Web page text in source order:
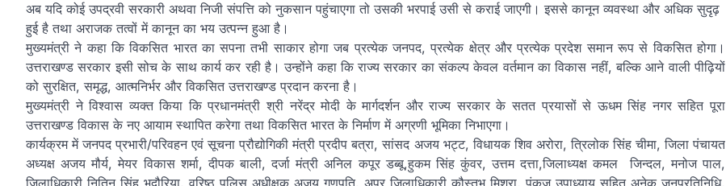
अब यदि कोई उपद्रवी सरकारी अथवा निजी संपत्ति को नुकसान पहुंचाएगा तो उसकी भरपाई उसी से कराई जाएगी। इससे कानून व्यवस्था और अधिक सुदृढ़
हुई है तथा अराजक तत्वों में कानून का भय उत्पन्न हुआ है।
मुख्यमंत्री ने कहा कि विकसित भारत का सपना तभी साकार होगा जब प्रत्येक जनपद, प्रत्येक क्षेत्र और प्रत्येक प्रदेश समान रूप से विकसित होगा।
उत्तराखण्ड सरकार इसी सोच के साथ कार्य कर रही है। उन्होंने कहा कि राज्य सरकार का संकल्प केवल वर्तमान का विकास नहीं, बल्कि आने वाली पीढ़ियों
को सुरक्षित, समृद्ध, आत्मनिर्भर और विकसित उत्तराखण्ड प्रदान करना है।
मुख्यमंत्री ने विश्वास व्यक्त किया कि प्रधानमंत्री श्री नरेंद्र मोदी के मार्गदर्शन और राज्य सरकार के सतत प्रयासों से ऊधम सिंह नगर सहित पूरा
उत्तराखण्ड विकास के नए आयाम स्थापित करेगा तथा विकसित भारत के निर्माण में अग्रणी भूमिका निभाएगा।
कार्यक्रम में जनपद प्रभारी/परिवहन एवं सूचना प्रौद्योगिकी मंत्री प्रदीप बत्रा, सांसद अजय भट्ट, विधायक शिव अरोरा, त्रिलोक सिंह चीमा, जिला पंचायत
अध्यक्ष अजय मौर्य, मेयर विकास शर्मा, दीपक बाली, दर्जा मंत्री अनिल कपूर डब्बू,हुकम सिंह कुंवर, उत्तम दत्ता,जिलाध्यक्ष कमल जिन्दल, मनोज पाल,